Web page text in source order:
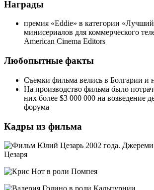
Награды
премия «Eddie» в категории
минисериалов для коммерческого
American Cinema Editors
Любопытные факты
Съемки фильма велись в Болгарии и
На производство фильма было
них более $3 000 000 на возведение
форума
Кадры из фильма